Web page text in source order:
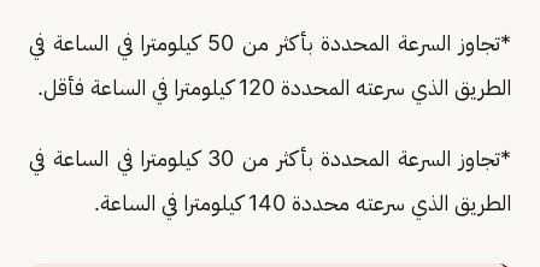
*تجاوز السرعة المحددة بأكثر من 50 كيلومترا في الساعة في
الطريق الذي سرعته المحددة 120 كيلومترا في الساعة فأقل.
*تجاوز السرعة المحددة بأكثر من 30 كيلومترا في الساعة في
الطريق الذي سرعته محددة 140 كيلومترا في الساعة.